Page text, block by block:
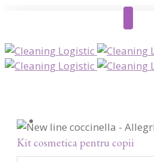
Kit cosmetica pentru copii